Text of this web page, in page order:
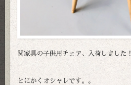
関家具の子供用チェア、入荷しました！
とにかくオシャレです。。